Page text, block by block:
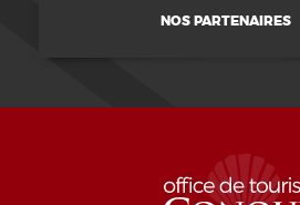
NOS PARTENAIRES